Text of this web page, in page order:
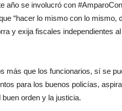
año se involucró con
“hacer lo mismo con lo mismo,
y exija fiscales independientes
más que los funcionarios, sí se
para los buenos policías,
orden y la justicia.